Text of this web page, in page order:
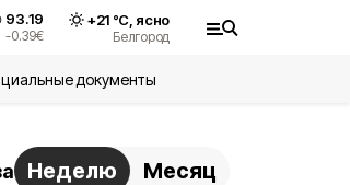
93.19
-0.39€
+21°С, ясно
Белгород
документы
Неделю Месяц